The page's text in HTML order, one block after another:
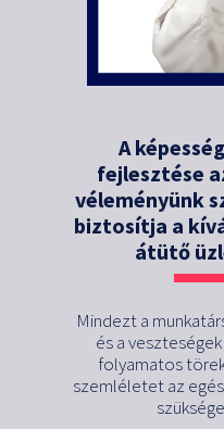
A
fejlesztése
véleményünk
biztosítja a
átütő
Mindezt a
és a
folyamatos
szemléletet az